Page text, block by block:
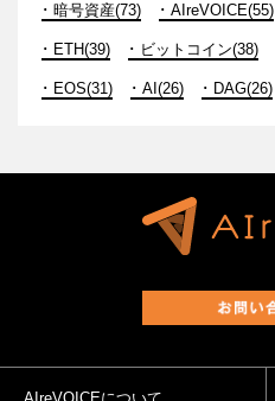
暗号資産(73) AIreVOICE(55)
ETH(39) ビットコイン(38)
EOS(31) AI(26) DAG(26)